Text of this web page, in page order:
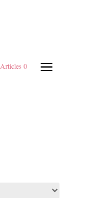
Articles 0